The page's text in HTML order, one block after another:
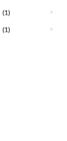
(1)
(1)